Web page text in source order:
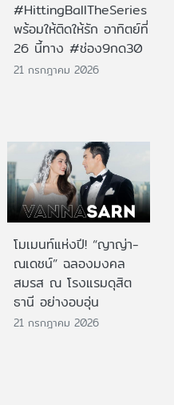
#HittingBallTheSeries
พร้อมให้ติดให้รัก อาทิตย์ที่
26 นี้ทาง #ช่อง9กด30
21 กรกฎาคม 2026
โมเมนท์แห่งปี! “ญาญ่า-
ณเดชน์” ฉลองมงคล
สมรส ณ โรงแรมดุสิต
ธานี อย่างอบอุ่น
21 กรกฎาคม 2026